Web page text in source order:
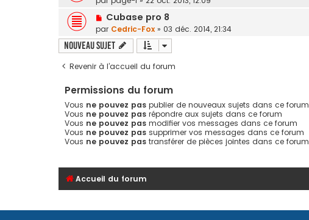
Cubase pro 8
par Cedric-Fox » 03 déc. 2014, 21:34
Nouveau sujet
Revenir à l’accueil du forum
Permissions du forum
Vous ne pouvez pas publier de nouveaux sujets dans ce forum
Vous ne pouvez pas répondre aux sujets dans ce forum
Vous ne pouvez pas modifier vos messages dans ce forum
Vous ne pouvez pas supprimer vos messages dans ce forum
Vous ne pouvez pas transférer de pièces jointes dans ce forum
Accueil du forum